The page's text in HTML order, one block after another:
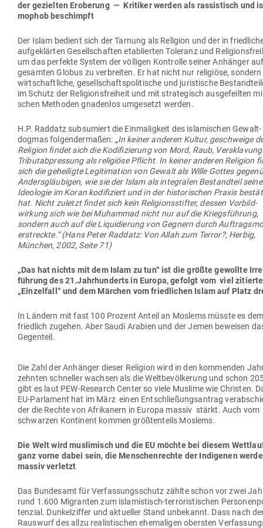
der gezielten Eroberung — Kri­tiker werden als ras­sis­tisch und
mophob beschimpft
Der Islam bedient sich der Tarnung als Religion und der in
auf­ge­klärten Gesell­schaften eta­blierten Toleranz und
um das per­fekte System der völ­ligen Kon­trolle seiner Anhänger
gesamten Globus zu ver­breiten. Er hat nicht nur reli­giöse,
wirt­schaft­liche, gesell­schafts­po­li­tische und juris­tische
im Schutz der Reli­gi­ons­freiheit und mit stra­te­gisch aus­ge­feilten
schen Methoden gna­denlos umge­setzt werden.
H.P. Raddatz sub­su­miert die Ein­ma­ligkeit des isla­mi­schen Gewalt­
dogmas fol­gen­der­maßen: „In keiner anderen Kultur, geschweige
Religion findet sich die Kodi­fi­zierung von Mord, Raub,
Tri­bu­tab­pressung als reli­giöse Pflicht. In keiner anderen Religion
sich die gehei­ligte Legi­ti­mation von Gewalt als Wille Gottes
Anders­gläu­bigen, wie sie der Islam als inte­gralen Bestandteil
Ideo­logie im Koran kodi­fi­ziert und in der his­to­ri­schen Praxis
hat. Nicht zuletzt findet sich kein Reli­gi­ons­stifter, dessen Vor­bild­
wirkung sich wie bei Muhammad nicht nur auf die Kriegs­führung,
sondern auch auf die Liqui­dierung von Gegnern durch
erstreckte.“ (Hans Peter Raddatz: Von Allah zum Terror?, Herbig,
München, 2002, Seite 71)
„Das hat nichts mit dem Islam zu tun“ ist die größte gewollte
führung des 21.Jahrhunderts in Europa, gefolgt vom viel
„Ein­zelfall“ und dem Märchen vom fried­lichen Islam auf Platz
In Ländern mit fast 100 Prozent Anteil an Moslems müsste es
friedlich zugehen. Aber Saudi Arabien und der Jemen beweisen
Gegenteil.
Die Zahl der Anhänger dieser Religion wird in den kom­menden
zehnten schneller wachsen als die Welt­be­völ­kerung und schon
gibt es laut PEW-Research Center so viele Muslime wie Christen.
EU-Par­lament hat im März einen Ent­schlie­ßungs­antrag
der die Rechte von Afri­kanern in Europa massiv stärkt. Auch vom
schwarzen Kon­tinent kommen größ­ten­teils Moslems.
Die Welt wird mus­li­misch und die EU möchte bei diesem
ganz vorne dabei sein, die Men­schen­rechte der Indi­genen werde
massiv verletzt
Das Bun­desamt für Ver­fas­sungs­schutz zählte schon vor zwei
rund 1.600 Migranten zum isla­mis­tisch-ter­ro­ris­ti­schen
tenzial. Dun­kel­ziffer und aktu­eller Stand unbe­kannt. Dass nach
Rauswurf des allzu rea­lis­ti­schen ehe­ma­ligen obersten